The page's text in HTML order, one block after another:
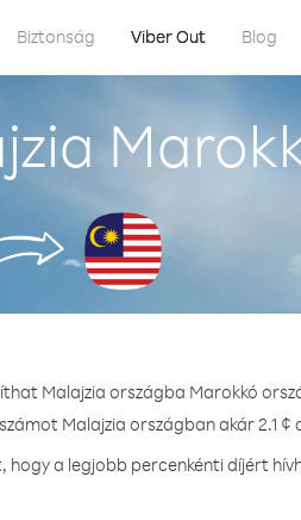
Biztonság Viber Out Blog
Malajzia országba Marokkó
Malajzia országban akár 2.1
a legjobb percenkénti díjért